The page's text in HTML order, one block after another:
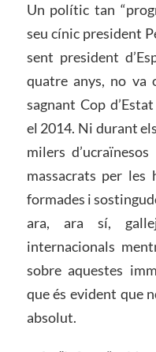
Un polític tan
seu cínic president
sent president
quatre anys, no va
sagnant Cop
el 2014. Ni durant
milers
massacrats per les
formades i
ara, ara sí,
internacionals
sobre aquestes
que és evident que
absolut.